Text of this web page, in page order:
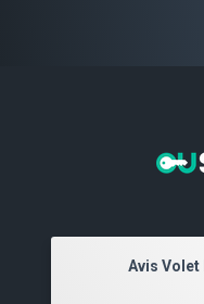
Avis Volet